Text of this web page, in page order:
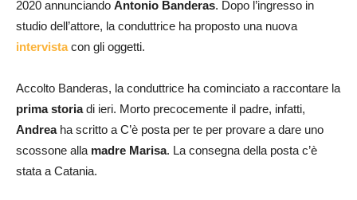
2020 annunciando Antonio Banderas. Dopo l’ingresso in
studio dell’attore, la conduttrice ha proposto una nuova
intervistacon gli oggetti.
Accolto Banderas, la conduttrice ha cominciato a raccontare la
prima storiadi ieri. Morto precocemente il padre, infatti,
Andreaha scritto a C’è posta per te per provare a dare uno
scossone alla madre Marisa. La consegna della posta c’è
stata a Catania.